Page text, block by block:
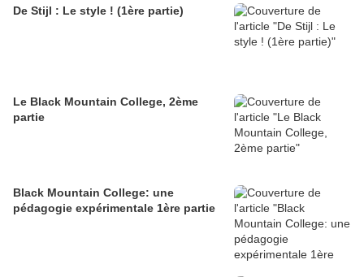
De Stijl : Le style ! (1ère partie)
Le Black Mountain College, 2ème
partie
Black Mountain College: une
pédagogie expérimentale 1ère partie